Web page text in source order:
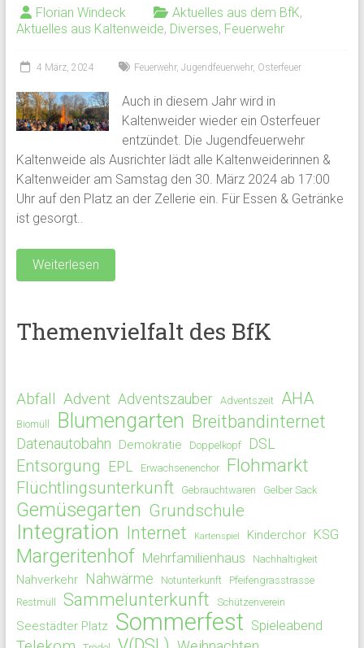
Florian Windeck Aktuelles aus dem BfK,
Aktuelles aus Kaltenweide, Diverses, Feuerwehr
4 März, 2024 Feuerwehr, Jugendfeuerwehr, Osterfeuer
Auch in diesem Jahr wird in
Kaltenweider wieder ein Osterfeuer
entzündet. Die Jugendfeuerwehr
Kaltenweide als Ausrichter lädt alle Kaltenweiderinnen &
Kaltenweider am Samstag den 30. März 2024 ab 17:00
Uhr auf den Platz an der Zellerie ein. Für Essen & Getränke
ist gesorgt..
Weiterlesen
Themenvielfalt des BfK
Abfall Advent Adventszauber Adventszeit AHA
Biomüll Blumengarten Breitbandinternet
Datenautobahn Demokratie Doppelkopf DSL
Entsorgung EPL Erwachsenenchor Flohmarkt
Flüchtlingsunterkunft Gebrauchtwaren Gelber Sack
Gemüsegarten Grundschule
Integration Internet Kartenspiel Kinderchor KSG
Margeritenhof Mehrfamilienhaus Nachhaltigkeit
Nahverkehr Nahwärme Notunterkunft
Pfeifengrasstrasse
Restmüll
Sammelunterkunft Schützenverein
Seestädter Platz Sommerfest Spieleabend